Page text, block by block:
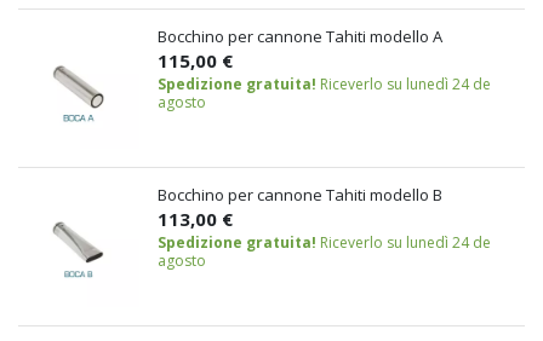
Bocchino per cannone Tahiti modello A
115,00 €
Spedizione gratuita! Riceverlo su lunedì 24 de
agosto
Bocchino per cannone Tahiti modello B
113,00 €
Spedizione gratuita! Riceverlo su lunedì 24 de
agosto